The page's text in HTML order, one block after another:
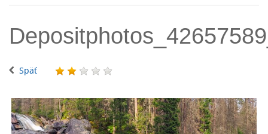
Späť